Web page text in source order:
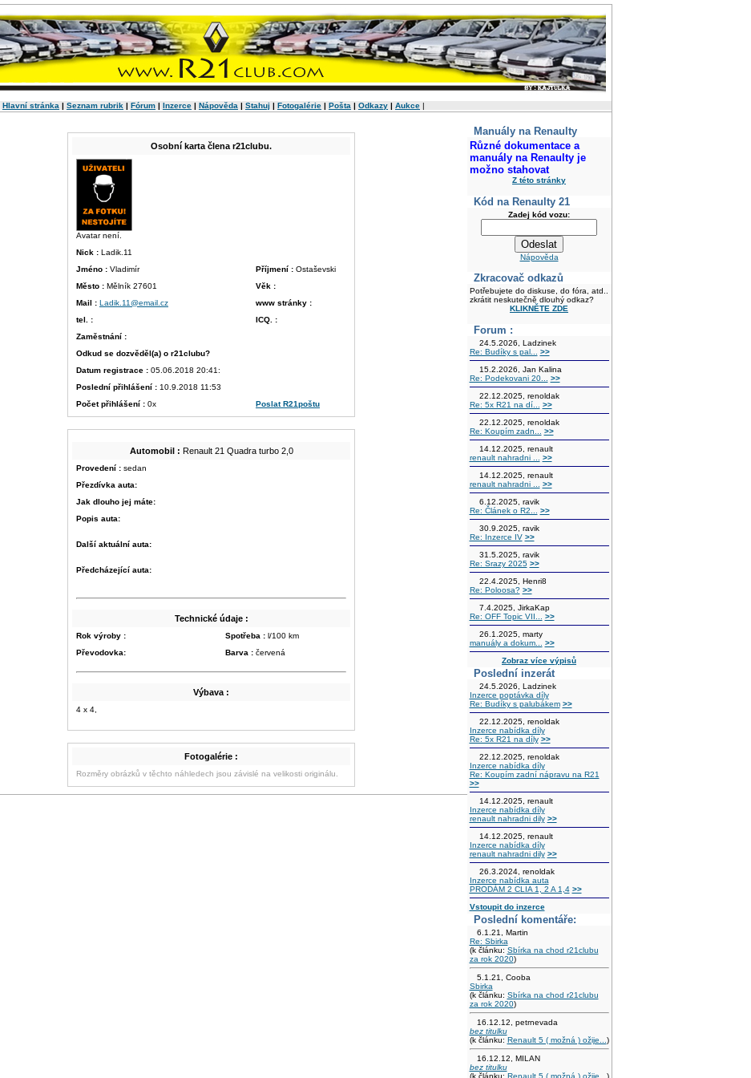
Hlavní stránka | Seznam rubrik | Fórum | Inzerce | Nápověda | Stahuj | Fotogalérie | Pošta | Odkazy | Aukce |
Osobní karta člena r21clubu.
Avatar není.
Nick : Ladik.11
Jméno : Vladimír Příjmení : Ostaševski
Město : Mělník 27601
Věk :
Mail : Ladik.11@email.cz
www stránky :
tel. :
ICQ. :
Zaměstnání :
Odkud se dozvěděl(a) o r21clubu?
Datum registrace : 05.06.2018 20:41:
Poslední přihlášení : 10.9.2018 11:53
Počet přihlášení : 0x Poslat R21poštu
Automobil : Renault 21 Quadra turbo 2,0
Provedení : sedan
Přezdívka auta:
Jak dlouho jej máte:
Popis auta:
Další aktuální auta:
Předcházející auta:
Technické údaje :
Rok výroby : Spotřeba : l/100 km
Převodovka:
Barva : červená
Výbava :
4 x 4,
Fotogalérie :
Rozměry obrázků v těchto náhledech jsou závislé na velikosti originálu.
Manuály na Renaulty
Různé dokumentace a
manuály na Renaulty je
možno stahovat
Z této stránky
Kód na Renaulty 21
Zadej kód vozu:
Nápověda
Zkracovač odkazů
Potřebujete do diskuse, do fóra, atd..
zkrátit neskutečně dlouhý odkaz?
KLIKNĚTE ZDE
Forum :
24.5.2026, Ladzinek
Re: Budíky s pal...
>>
15.2.2026, Jan Kalina
Re: Podekovani 20...
>>
22.12.2025, renoldak
Re: 5x R21 na dí...
>>
22.12.2025, renoldak
Re: Koupím zadn...
>>
14.12.2025, renault
renault nahradni ...
>>
14.12.2025, renault
renault nahradni ...
>>
6.12.2025, ravik
Re: Článek o R2...
>>
30.9.2025, ravik
Re: Inzerce IV >>
31.5.2025, ravik
Re: Srazy 2025 >>
22.4.2025, Henri8
Re: Poloosa? >>
7.4.2025, JirkaKap
Re: OFF Topic VII...
>>
26.1.2025, marty
manuály a dokum...
>>
Zobraz více výpisů
Poslední inzerát
24.5.2026, Ladzinek
Inzerce poptávka díly
Re: Budíky s palubákem >>
22.12.2025, renoldak
Inzerce nabídka díly
Re: 5x R21 na díly >>
22.12.2025, renoldak
Inzerce nabídka díly
Re: Koupím zadní nápravu na R21
>>
14.12.2025, renault
Inzerce nabídka díly
renault nahradni dily >>
14.12.2025, renault
Inzerce nabídka díly
renault nahradni dily >>
26.3.2024, renoldak
Inzerce nabídka auta
PRODÁM 2 CLIA 1, 2 A 1,4 >>
Vstoupit do inzerce
Poslední komentáře:
6.1.21, Martin
Re: Sbirka
(k článku: Sbírka na chod r21clubu
za rok 2020)
5.1.21, Cooba
Sbirka
(k článku: Sbírka na chod r21clubu
za rok 2020)
16.12.12, petrnevada
bez titulku
(k článku: Renault 5 ( možná ) ožije... )
16.12.12, MILAN
bez titulku
(k článku: Renault 5 ( možná ) ožije... )